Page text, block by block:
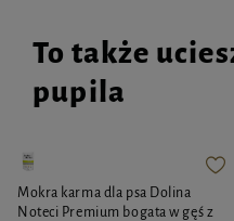
To także
pupila
Mokra karma dla psa Dolina
Noteci Premium bogata w gęś z